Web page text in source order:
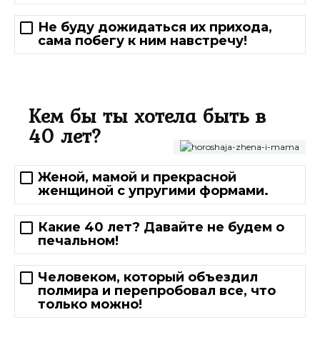
Не буду дожидаться их прихода,
сама побегу к ним навстречу!
Кем бы ты хотела быть в
40 лет?
Женой, мамой и прекрасной
женщиной с упругими формами.
Какие 40 лет? Давайте не будем о
печальном!
Человеком, который объездил
полмира и перепробовал все, что
только можно!